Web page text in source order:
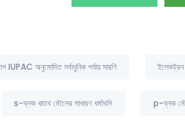
IUPAC অনুমোদিত সর্বাধুনিক পর্যায় সারণি ইলেকট্রন
s-ব্লক ধাতব মৌলের সাধারণ ধর্মাবলি p-ব্লক